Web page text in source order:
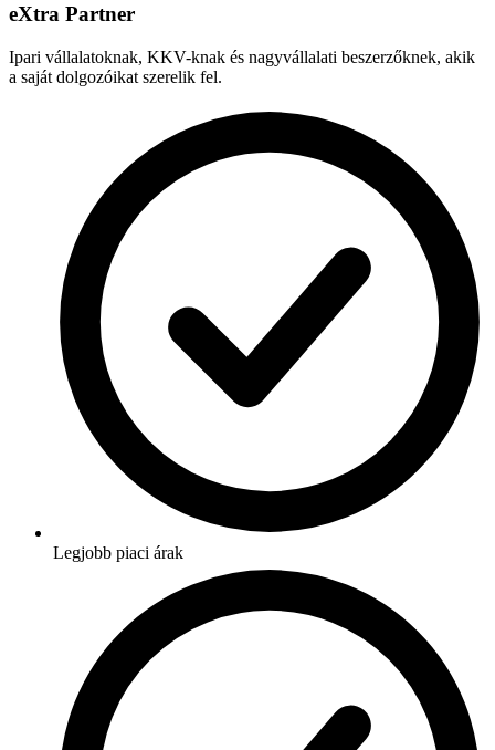
eXtra Partner
Ipari vállalatoknak, KKV-knak és nagyvállalati beszerzőknek, akik
a saját dolgozóikat szerelik fel.
Legjobb piaci árak